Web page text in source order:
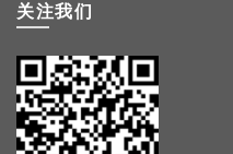
关注我们